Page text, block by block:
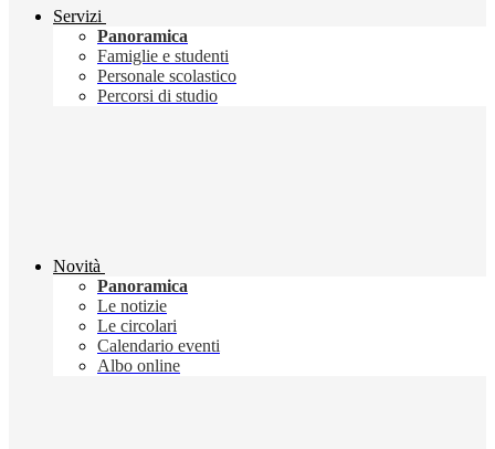
Servizi
Panoramica
Famiglie e studenti
Personale scolastico
Percorsi di studio
Novità
Panoramica
Le notizie
Le circolari
Calendario eventi
Albo online